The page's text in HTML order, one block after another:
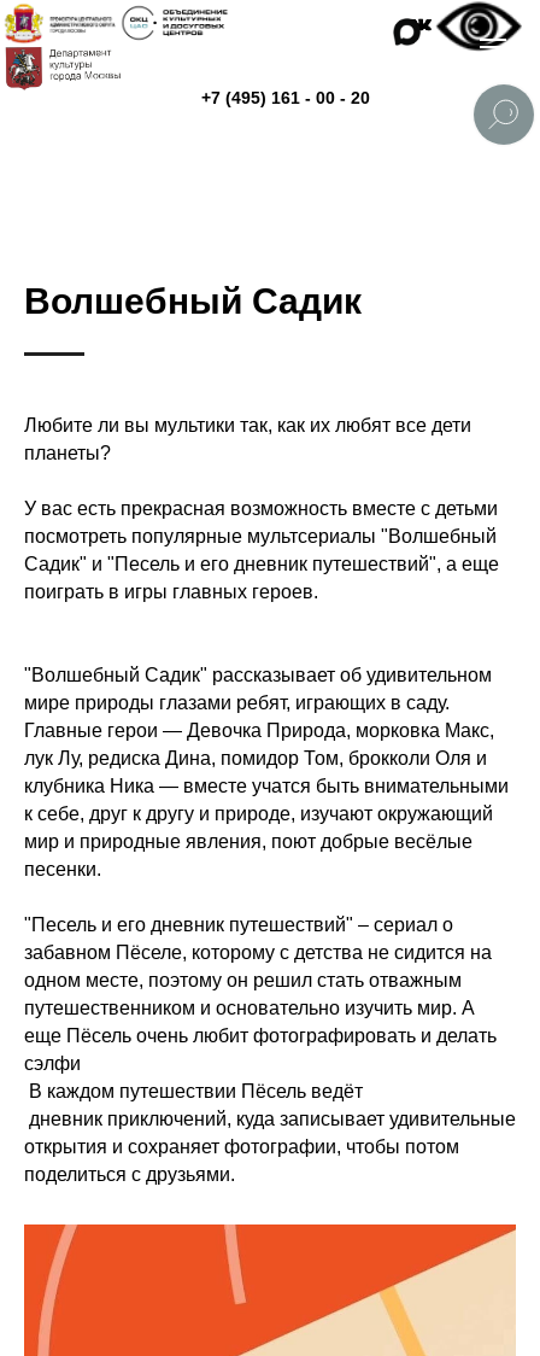
Волшебный Садик
Любите ли вы мультики так, как их любят все дети
планеты?
У вас есть прекрасная возможность вместе с детьми
посмотреть популярные мультсериалы "Волшебный
Садик" и "Песель и его дневник путешествий", а еще
поиграть в игры главных героев.
"Волшебный Садик" рассказывает об удивительном
мире природы глазами ребят, играющих в саду.
Главные герои — Девочка Природа, морковка Макс,
лук Лу, редиска Дина, помидор Том, брокколи Оля и
клубника Ника — вместе учатся быть внимательными
к себе, друг к другу и природе, изучают окружающий
мир и природные явления, поют добрые весёлые
песенки.
"Песель и его дневник путешествий" – сериал о
забавном Пёселе, которому с детства не сидится на
одном месте, поэтому он решил стать отважным
путешественником и основательно изучить мир. А
еще Пёсель очень любит фотографировать и делать
сэлфи
В каждом путешествии Пёсель ведёт
дневник приключений, куда записывает удивительные
открытия и сохраняет фотографии, чтобы потом
поделиться с друзьями.